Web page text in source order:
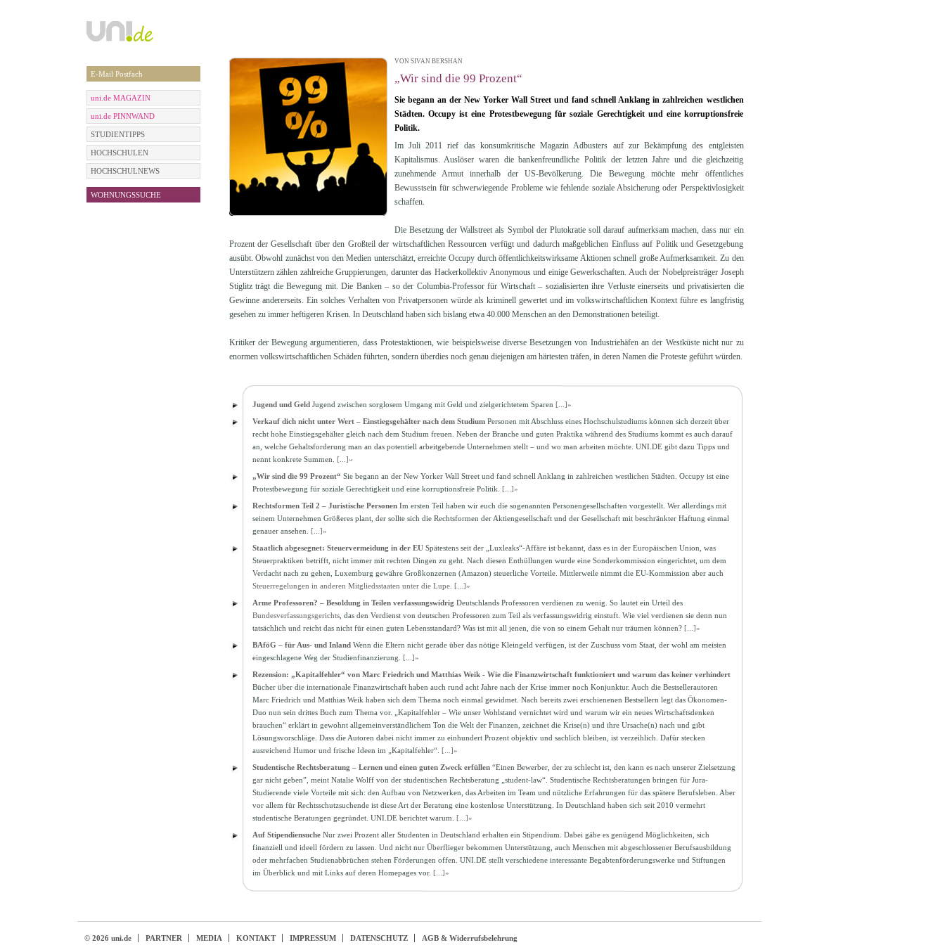
E-Mail Postfach
uni.de MAGAZIN
uni.de PINNWAND
STUDIENTIPPS
HOCHSCHULEN
HOCHSCHULNEWS
WOHNUNGSSUCHE
VON SIVAN BERSHAN
„Wir sind die 99 Prozent“
Sie begann an der New Yorker Wall Street und fand schnell Anklang in zahlreichen westlichen
Städten. Occupy ist eine Protestbewegung für soziale Gerechtigkeit und eine korruptionsfreie
Politik.
Im Juli 2011 rief das konsumkritische Magazin Adbusters auf zur Bekämpfung des entgleisten
Kapitalismus. Auslöser waren die bankenfreundliche Politik der letzten Jahre und die gleichzeitig
zunehmende Armut innerhalb der US-Bevölkerung. Die Bewegung möchte mehr öffentliches
Bewusstsein für schwerwiegende Probleme wie fehlende soziale Absicherung oder Perspektivlosigkeit
schaffen.
Die Besetzung der Wallstreet als Symbol der Plutokratie soll darauf aufmerksam machen, dass nur ein
Prozent der Gesellschaft über den Großteil der wirtschaftlichen Ressourcen verfügt und dadurch maßgeblichen Einfluss auf Politik und Gesetzgebung
ausübt. Obwohl zunächst von den Medien unterschätzt, erreichte Occupy durch öffentlichkeitswirksame Aktionen schnell große Aufmerksamkeit. Zu den
Unterstützern zählen zahlreiche Gruppierungen, darunter das Hackerkollektiv Anonymous und einige Gewerkschaften. Auch der Nobelpreisträger Joseph
Stiglitz trägt die Bewegung mit. Die Banken – so der Columbia-Professor für Wirtschaft – sozialisierten ihre Verluste einerseits und privatisierten die
Gewinne andererseits. Ein solches Verhalten von Privatpersonen würde als kriminell gewertet und im volkswirtschaftlichen Kontext führe es langfristig
gesehen zu immer heftigeren Krisen. In Deutschland haben sich bislang etwa 40.000 Menschen an den Demonstrationen beteiligt.
Kritiker der Bewegung argumentieren, dass Protestaktionen, wie beispielsweise diverse Besetzungen von Industriehäfen an der Westküste nicht nur zu
enormen volkswirtschaftlichen Schäden führten, sondern überdies noch genau diejenigen am härtesten träfen, in deren Namen die Proteste geführt würden.
Jugend und Geld Jugend zwischen sorglosem Umgang mit Geld und zielgerichtetem Sparen [...]»
Verkauf dich nicht unter Wert – Einstiegsgehälter nach dem Studium Personen mit Abschluss eines Hochschulstudiums können sich derzeit über
recht hohe Einstiegsgehälter gleich nach dem Studium freuen. Neben der Branche und guten Praktika während des Studiums kommt es auch darauf
an, welche Gehaltsforderung man an das potentiell arbeitgebende Unternehmen stellt – und wo man arbeiten möchte. UNI.DE gibt dazu Tipps und
nennt konkrete Summen. [...]»
„Wir sind die 99 Prozent“ Sie begann an der New Yorker Wall Street und fand schnell Anklang in zahlreichen westlichen Städten. Occupy ist eine
Protestbewegung für soziale Gerechtigkeit und eine korruptionsfreie Politik. [...]»
Rechtsformen Teil 2 – Juristische Personen Im ersten Teil haben wir euch die sogenannten Personengesellschaften vorgestellt. Wer allerdings mit
seinem Unternehmen Größeres plant, der sollte sich die Rechtsformen der Aktiengesellschaft und der Gesellschaft mit beschränkter Haftung einmal
genauer ansehen. [...]»
Staatlich abgesegnet: Steuervermeidung in der EU Spätestens seit der „Luxleaks“-Affäre ist bekannt, dass es in der Europäischen Union, was
Steuerpraktiken betrifft, nicht immer mit rechten Dingen zu geht. Nach diesen Enthüllungen wurde eine Sonderkommission eingerichtet, um dem
Verdacht nach zu gehen, Luxemburg gewähre Großkonzernen (Amazon) steuerliche Vorteile. Mittlerweile nimmt die EU-Kommission aber auch
Steuerregelungen in anderen Mitgliedsstaaten unter die Lupe. [...]»
Arme Professoren? – Besoldung in Teilen verfassungswidrig Deutschlands Professoren verdienen zu wenig. So lautet ein Urteil des
Bundesverfassungsgerichts, das den Verdienst von deutschen Professoren zum Teil als verfassungswidrig einstuft. Wie viel verdienen sie denn nun
tatsächlich und reicht das nicht für einen guten Lebensstandard? Was ist mit all jenen, die von so einem Gehalt nur träumen können? [...]»
BAföG – für Aus- und Inland Wenn die Eltern nicht gerade über das nötige Kleingeld verfügen, ist der Zuschuss vom Staat, der wohl am meisten
eingeschlagene Weg der Studienfinanzierung. [...]»
Rezension: „Kapitalfehler“ von Marc Friedrich und Matthias Weik - Wie die Finanzwirtschaft funktioniert und warum das keiner verhindert
Bücher über die internationale Finanzwirtschaft haben auch rund acht Jahre nach der Krise immer noch Konjunktur. Auch die Bestsellerautoren
Marc Friedrich und Matthias Weik haben sich dem Thema noch einmal gewidmet. Nach bereits zwei erschienenen Bestsellern legt das Ökonomen-
Duo nun sein drittes Buch zum Thema vor. „Kapitalfehler – Wie unser Wohlstand vernichtet wird und warum wir ein neues Wirtschaftsdenken
brauchen“ erklärt in gewohnt allgemeinverständlichem Ton die Welt der Finanzen, zeichnet die Krise(n) und ihre Ursache(n) nach und gibt
Lösungsvorschläge. Dass die Autoren dabei nicht immer zu einhundert Prozent objektiv und sachlich bleiben, ist verzeihlich. Dafür stecken
ausreichend Humor und frische Ideen im „Kapitalfehler“. [...]»
Studentische Rechtsberatung – Lernen und einen guten Zweck erfüllen “Einen Bewerber, der zu schlecht ist, den kann es nach unserer Zielsetzung
gar nicht geben”, meint Natalie Wolff von der studentischen Rechtsberatung „student-law“. Studentische Rechtsberatungen bringen für Jura-
Studierende viele Vorteile mit sich: den Aufbau von Netzwerken, das Arbeiten im Team und nützliche Erfahrungen für das spätere Berufsleben. Aber
vor allem für Rechtsschutzsuchende ist diese Art der Beratung eine kostenlose Unterstützung. In Deutschland haben sich seit 2010 vermehrt
studentische Beratungen gegründet. UNI.DE berichtet warum. [...]»
Auf Stipendiensuche Nur zwei Prozent aller Studenten in Deutschland erhalten ein Stipendium. Dabei gäbe es genügend Möglichkeiten, sich
finanziell und ideell fördern zu lassen. Und nicht nur Überflieger bekommen Unterstützung, auch Menschen mit abgeschlossener Berufsausbildung
oder mehrfachen Studienabbrüchen stehen Förderungen offen. UNI.DE stellt verschiedene interessante Begabtenförderungswerke und Stiftungen
im Überblick und mit Links auf deren Homepages vor. [...]»
© 2026 uni.de PARTNER MEDIA KONTAKT IMPRESSUM DATENSCHUTZ AGB & Widerrufsbelehrung